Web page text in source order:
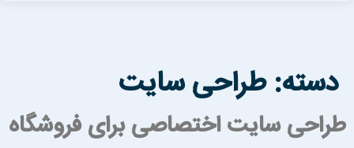
دسته:طراحی سایت
طراحی سایت اختصاصی برای فروشگاه